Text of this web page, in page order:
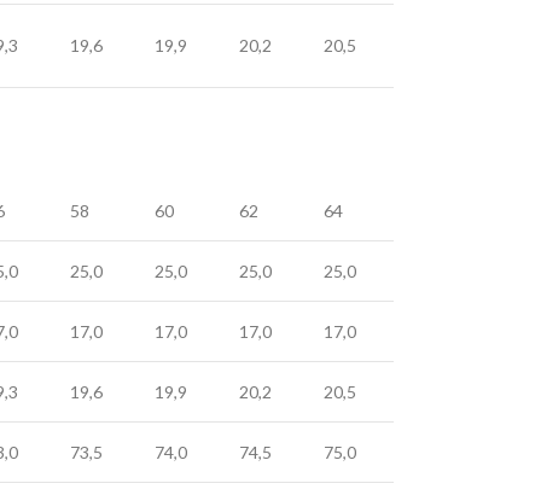
19,6 19,9 20,2 20,5
58 60 62 64
25,0 25,0 25,0 25,0
17,0 17,0 17,0 17,0
19,6 19,9 20,2 20,5
73,5 74,0 74,5 75,0